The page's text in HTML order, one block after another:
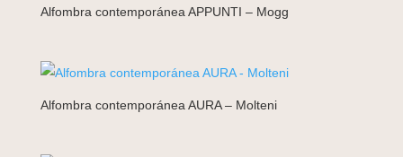
Alfombra contemporánea APPUNTI – Mogg
Alfombra contemporánea AURA – Molteni